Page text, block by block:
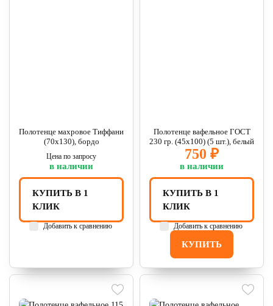
Полотенце махровое Тиффани
(70х130), бордо
Цена по запросу
в наличии
КУПИТЬ В 1
КЛИК
Добавить к сравнению
Полотенце вафельное ГОСТ
230 гр. (45х100) (5 шт.), белый
750 ₽
в наличии
КУПИТЬ
КУПИТЬ В 1
КЛИК
Добавить к сравнению